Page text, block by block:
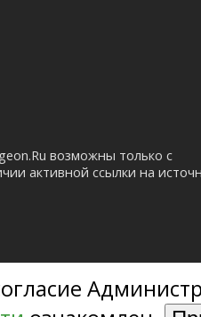
возможны только с
активной ссылки на